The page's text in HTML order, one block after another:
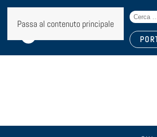
Passa al contenuto principale
Seguici sui social:
Search
for: